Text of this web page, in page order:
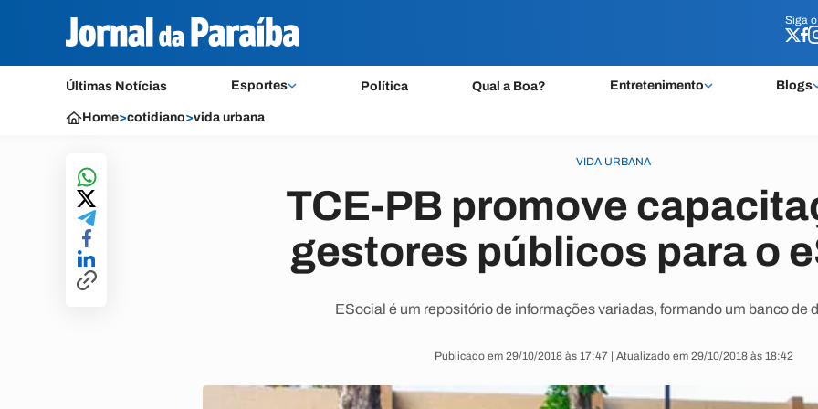
Siga o
Últimas Notícias Esportes Política Qual a Boa? Entretenimento Blogs
Siga o
Home>cotidiano>vida urbana
VIDA URBANA
TCE-PB promove
gestores públicos para o
ESocial é um repositório de informações variadas, formando um banco de
Publicado em 29/10/2018 às 17:47 | Atualizado em 29/10/2018 às 18:42